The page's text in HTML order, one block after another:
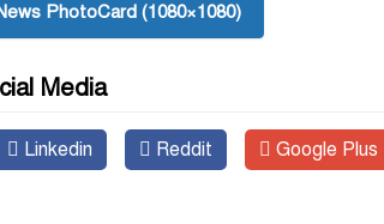
PhotoCard (1080×1080)
Media
Linkedin Reddit Google Plus